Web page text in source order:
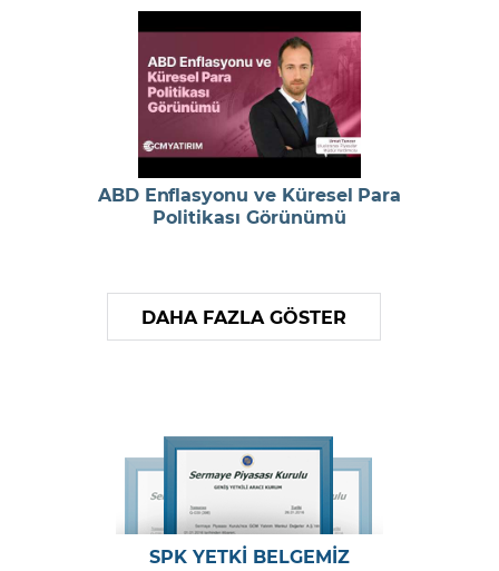
ABD Enflasyonu ve Küresel Para
Politikası Görünümü
DAHA FAZLA GÖSTER
SPK YETKİ BELGEMİZ